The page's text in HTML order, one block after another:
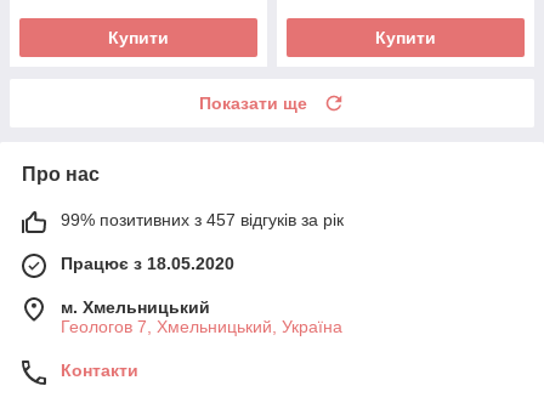
Купити Купити
Показати ще
Про нас
99% позитивних з 457 відгуків за рік
Працює з 18.05.2020
м. Хмельницький
Геологов 7, Хмельницький, Україна
Контакти